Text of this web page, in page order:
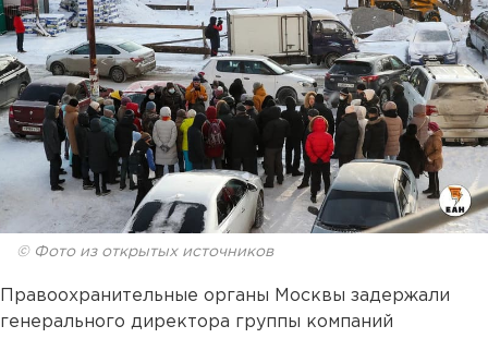
© Фото из открытых источников
Правоохранительные органы Москвы задержали
генерального директора группы компаний